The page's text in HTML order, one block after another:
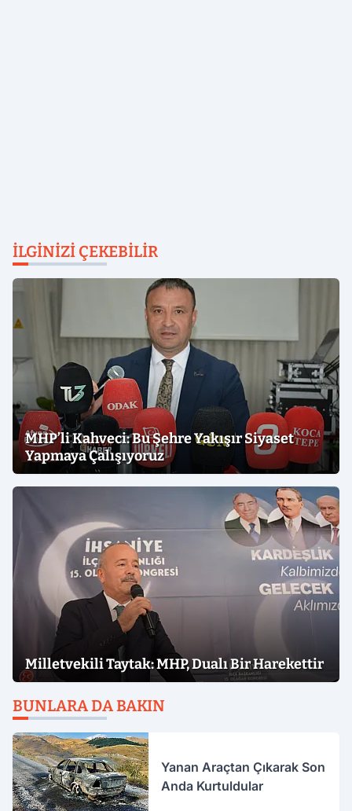
İLGINIZI ÇEKEBILIR
MHP’li Kahveci: Bu Şehre Yakışır Siyaset
Yapmaya Çalışıyoruz
Milletvekili Taytak: MHP, Dualı Bir Harekettir
BUNLARA DA BAKIN
Yanan Araçtan Çıkarak Son
Anda Kurtuldular